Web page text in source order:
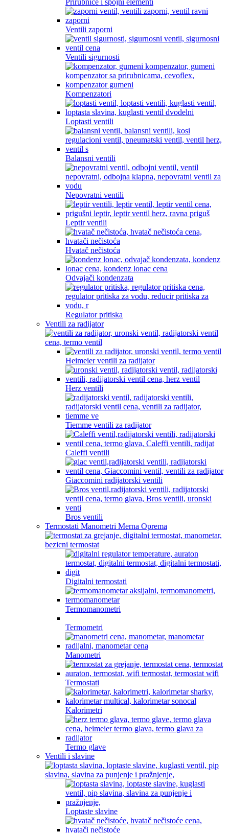
Prirubnice i spojni elementi
Ventili zaporni
Ventili sigurnosti
Kompenzatori
Loptasti ventili
Balansni ventili
Nepovratni ventili
Leptir ventili
Hvatač nečistoća
Odvajači kondenzata
Regulator pritiska
Ventili za radijator
Heimeier ventili za radijator
Herz ventili
Tiemme ventili za radijator
Caleffi ventili
Giaccomini radijatorski ventili
Bros ventili
Termostati Manometri Merna Oprema
Digitalni termostati
Termomanometri
Termometri
Manometri
Termostati
Kalorimetri
Termo glave
Ventili i slavine
Loptaste slavine